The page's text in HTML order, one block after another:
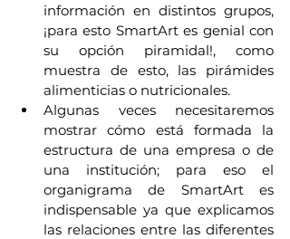
información en distintos grupos,
¡para esto SmartArt es genial con
su opción piramidal!, como
muestra de esto, las pirámides
alimenticias o nutricionales.
Algunas veces necesitaremos
mostrar cómo está formada la
estructura de una empresa o de
una institución; para eso el
organigrama de SmartArt es
indispensable ya que explicamos
las relaciones entre las diferentes